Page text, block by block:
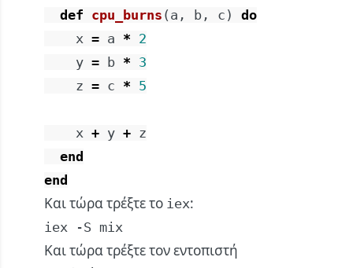
def cpu_burns ( a , b , c )
do
x = a * 2
y = b * 3
z = c * 5
x + y + z
end
end
Και τώρα τρέξτε το iex:
iex -S mix
Και τώρα τρέξτε τον εντοπιστή